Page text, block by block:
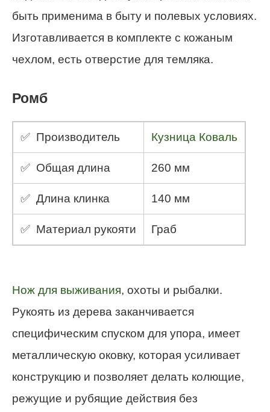
быть применима в быту и полевых условиях.
Изготавливается в комплекте с кожаным
чехлом, есть отверстие для темляка.
Ромб
✅ Производитель Кузница Коваль
✅ Общая длина 260 мм
✅ Длина клинка 140 мм
✅ Материал рукояти Граб
Нож для выживания, охоты и рыбалки.
Рукоять из дерева заканчивается
специфическим спуском для упора, имеет
металлическую оковку, которая усиливает
конструкцию и позволяет делать колющие,
режущие и рубящие действия без